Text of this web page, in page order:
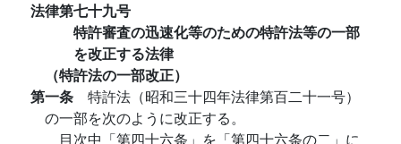
法律第七十九号
特許審査の迅速化等のための特許法等の一部
を改正する法律
（特許法の一部改正）
第一条 特許法（昭和三十四年法律第百二十一号）
の一部を次のように改正する。
目次中「第四十六条」を「第四十六条の二」に